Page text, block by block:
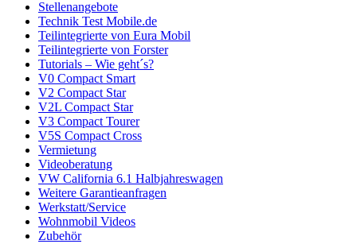
Stellenangebote
Technik Test Mobile.de
Teilintegrierte von Eura Mobil
Teilintegrierte von Forster
Tutorials – Wie geht´s?
V0 Compact Smart
V2 Compact Star
V2L Compact Star
V3 Compact Tourer
V5S Compact Cross
Vermietung
Videoberatung
VW California 6.1 Halbjahreswagen
Weitere Garantieanfragen
Werkstatt/Service
Wohnmobil Videos
Zubehör